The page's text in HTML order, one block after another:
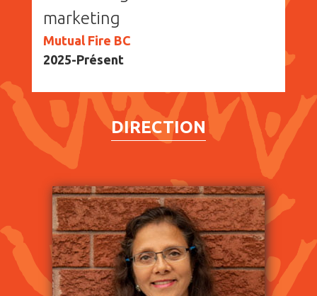
marketing
Mutual Fire BC
2025-Présent
DIRECTION